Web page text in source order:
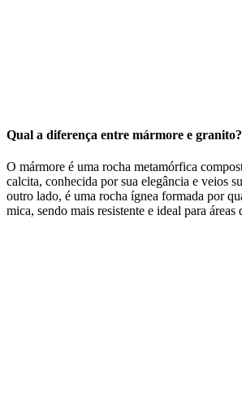
Qual a diferença entre mármore e granito?
O mármore é uma rocha metamórfica
calcita, conhecida por sua elegância e veios
outro lado, é uma rocha ígnea formada por
mica, sendo mais resistente e ideal para áreas